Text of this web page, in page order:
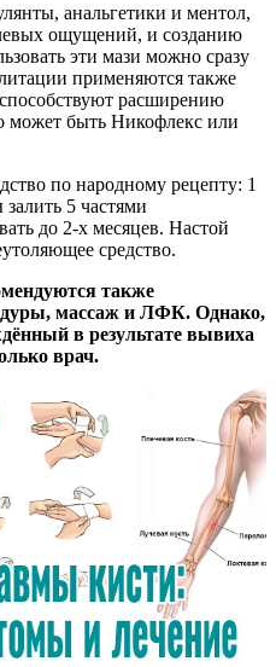
анальгетики и ментол,
ощущений, и созданию
эти мази можно сразу
применяются также
расширению
может быть Никофлекс или
по народному рецепту: 1
5 частями
до 2-х месяцев. Настой
средство.
также
массаж и ЛФК. Однако,
в результате вывиха
врач.